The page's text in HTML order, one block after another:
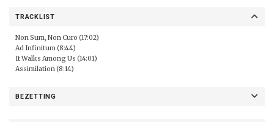
TRACKLIST
Non Sum, Non Curo (17:02)
Ad Infinitum (8:44)
It Walks Among Us (14:01)
Assimilation (8:14)
BEZETTING